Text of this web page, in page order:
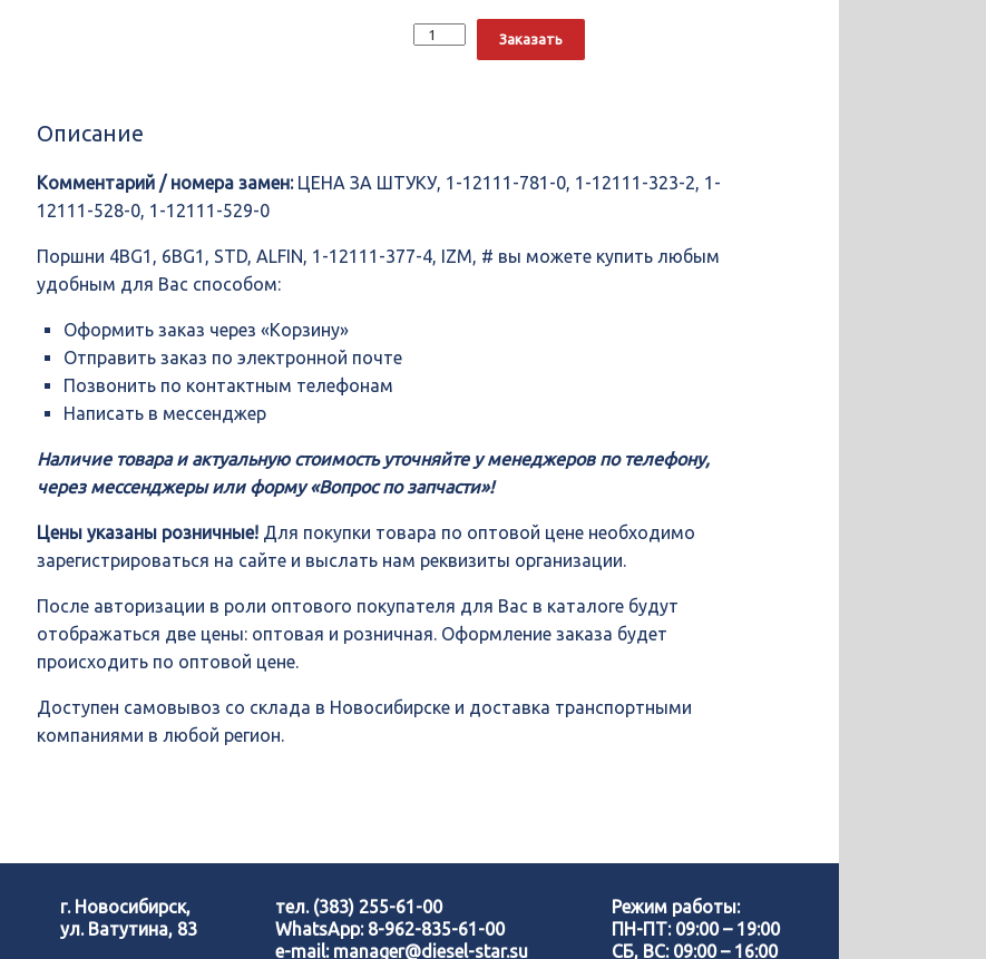
Количество
Поршни
12111-
377-
#
Заказать
Описание
Комментарий / номера замен:ЦЕНА ЗА ШТУКУ, 1-12111-781-0, 1-12111-323-2, 1-
12111-528-0, 1-12111-529-0
Поршни 4BG1, 6BG1, STD, ALFIN, 1-12111-377-4, IZM, # вы можете купить любым
удобным для Вас способом:
Оформить заказ через «Корзину»
Отправить заказ по электронной почте
Позвонить по контактным телефонам
Написать в мессенджер
Наличие товара и актуальную стоимость уточняйте у менеджеров по телефону,
через мессенджеры или форму «Вопрос по запчасти»!
Цены указаны розничные! Для покупки товара по оптовой цене необходимо
зарегистрироваться на сайте и выслать нам реквизиты организации.
После авторизации в роли оптового покупателя для Вас в каталоге будут
отображаться две цены: оптовая и розничная. Оформление заказа будет
происходить по оптовой цене.
Доступен самовывоз со склада в Новосибирске и доставка транспортными
компаниями в любой регион.
г. Новосибирск,
ул. Ватутина, 83
тел. (383) 255-61-00
WhatsApp: 8-962-835-61-00
e-mail: manager@diesel-star.su
Режим работы:
ПН-ПТ: 09:00 – 19:00
СБ, ВС: 09:00 – 16:00